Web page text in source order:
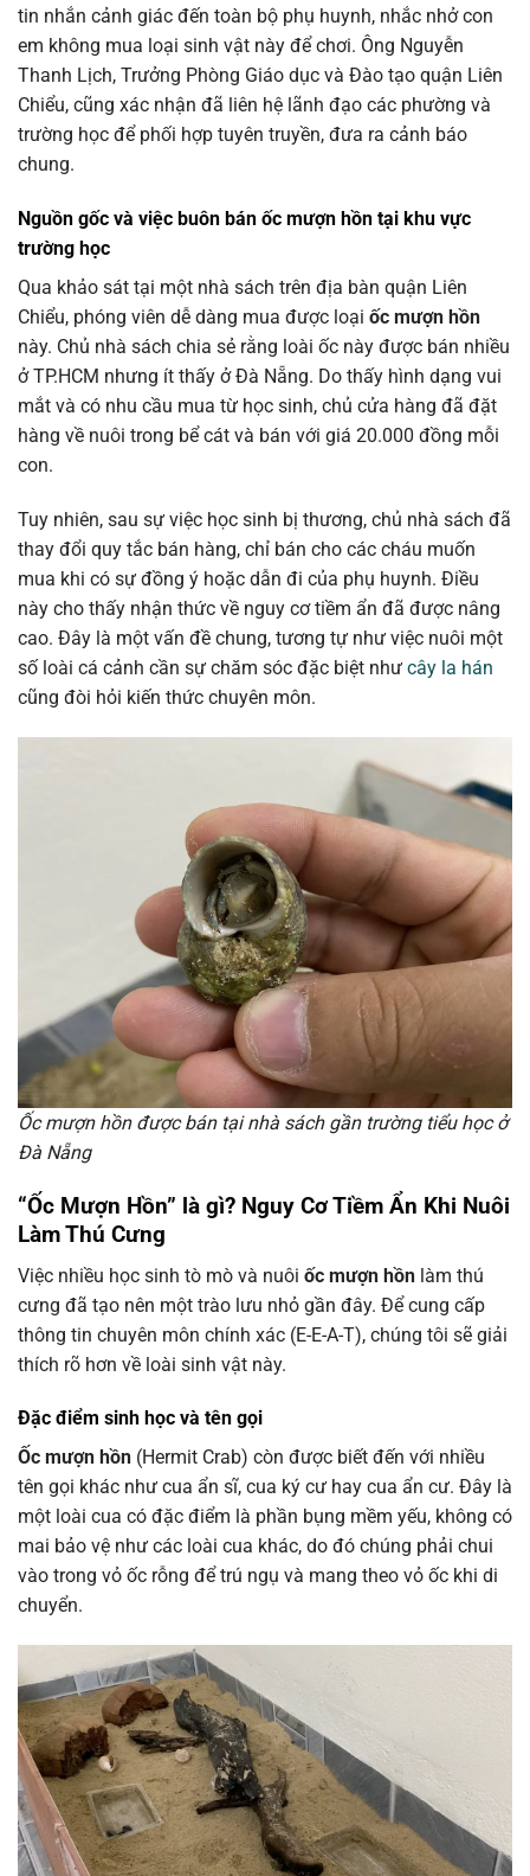
tin nhắn cảnh giác đến toàn bộ phụ huynh, nhắc nhở con
em không mua loại sinh vật này để chơi. Ông Nguyễn
Thanh Lịch, Trưởng Phòng Giáo dục và Đào tạo quận Liên
Chiểu, cũng xác nhận đã liên hệ lãnh đạo các phường và
trường học để phối hợp tuyên truyền, đưa ra cảnh báo
chung.
Nguồn gốc và việc buôn bán ốc mượn hồn tại khu vực
trường học
Qua khảo sát tại một nhà sách trên địa bàn quận Liên
Chiểu, phóng viên dễ dàng mua được loại ốc mượn hồn
này. Chủ nhà sách chia sẻ rằng loài ốc này được bán nhiều
ở TP.HCM nhưng ít thấy ở Đà Nẵng. Do thấy hình dạng vui
mắt và có nhu cầu mua từ học sinh, chủ cửa hàng đã đặt
hàng về nuôi trong bể cát và bán với giá 20.000 đồng mỗi
con.
Tuy nhiên, sau sự việc học sinh bị thương, chủ nhà sách đã
thay đổi quy tắc bán hàng, chỉ bán cho các cháu muốn
mua khi có sự đồng ý hoặc dẫn đi của phụ huynh. Điều
này cho thấy nhận thức về nguy cơ tiềm ẩn đã được nâng
cao. Đây là một vấn đề chung, tương tự như việc nuôi một
số loài cá cảnh cần sự chăm sóc đặc biệt như cây la hán
cũng đòi hỏi kiến thức chuyên môn.
Ốc mượn hồn được bán tại nhà sách gần trường tiểu học ở
Đà Nẵng
“Ốc Mượn Hồn” là gì? Nguy Cơ Tiềm Ẩn Khi Nuôi
Làm Thú Cưng
Việc nhiều học sinh tò mò và nuôi ốc mượn hồn làm thú
cưng đã tạo nên một trào lưu nhỏ gần đây. Để cung cấp
thông tin chuyên môn chính xác (E-E-A-T), chúng tôi sẽ giải
thích rõ hơn về loài sinh vật này.
Đặc điểm sinh học và tên gọi
Ốc mượn hồn (Hermit Crab) còn được biết đến với nhiều
tên gọi khác như cua ẩn sĩ, cua ký cư hay cua ẩn cư. Đây là
một loài cua có đặc điểm là phần bụng mềm yếu, không có
mai bảo vệ như các loài cua khác, do đó chúng phải chui
vào trong vỏ ốc rỗng để trú ngụ và mang theo vỏ ốc khi di
chuyển.